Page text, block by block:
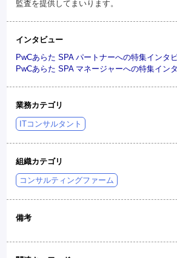
監査を提供してまいります。
インタビュー
PwCあらた SPA パートナーへの特集インタ
PwCあらた SPA マネージャーへの特集イン
業務カテゴリ
ITコンサルタント
組織カテゴリ
コンサルティングファーム
備考